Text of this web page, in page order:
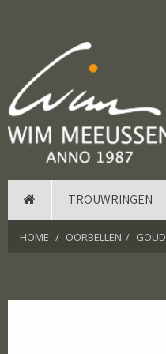
TROUWRINGEN
HOME OORBELLEN GOUD